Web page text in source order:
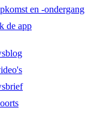
en -ondergang
de app